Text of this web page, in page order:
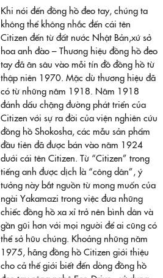
Khi nói đến đồng hồ đeo tay, chúng ta
không thể không nhắc đến cái tên
Citizen đến từ đất nước Nhật Bản,xứ sở
hoa anh đào – Thương hiệu đồng hồ đeo
tay đã ăn sâu vào mỗi tín đồ đồng hồ từ
thập niên 1970. Mặc dù thương hiệu đã
có từ những năm 1918. Năm 1918
đánh dấu chặng đường phát triển của
Citizen với sự ra đời của viện nghiên cứu
đồng hồ Shokosha, các mẫu sản phẩm
đầu tiên đã được bán vào năm 1924
dưới cái tên Citizen. Từ “Citizen” trong
tiếng anh được dịch là “công dân”, ý
tưởng này bắt nguồn từ mong muốn của
ngài Yakamazi trong việc đưa những
chiếc đồng hồ xa xỉ trở nên bình dân và
gần gũi hơn với mọi người để ai cũng có
thể sở hữu chúng. Khoảng những năm
1975, hãng đồng hồ Citizen giới thiệu
cho cả thế giới biết đến dòng đồng hồ